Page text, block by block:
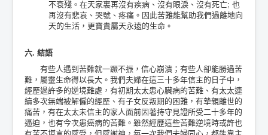
不衰殘。在天家裏再沒有疾病、沒有眼淚、沒有死亡; 也
再沒有悲哀、哭號、疼痛。因此苦難能幫助我們過離地向
天的生活，更寶貴屬天永遠的生命。
六. 結語
有些人遇到苦難就一蹶不振，信心崩潰；有些人卻能勝過苦
難，屬靈生命得以長大。我們夫婦在這三十多年信主的日子中，
經歷過許多的逆境難處，有初期太太患心臟病的苦難、有太太連
續多次無端被解僱的經歷、有子女反叛期的困難，有摯親離世的
痛苦，有在太太未信主的家人面前因著持守見證所受二十多年的
逼迫，也有今次患癌病的苦難。雖然經歷這些苦難逆境時或許也